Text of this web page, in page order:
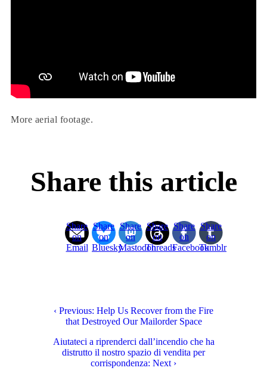
More aerial footage.
Share this article
Share
on
Email
Share
on
Bluesky
Share
on
Mastodon
Share
on
Threads
Share
on
Facebook
Share
on
Tumblr
‹ Previous: Help Us Recover from the Fire
that Destroyed Our Mailorder Space
Aiutateci a riprenderci dall’incendio che ha
distrutto il nostro spazio di vendita per
corrispondenza: Next ›